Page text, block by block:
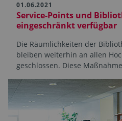
01.06.2021
Service-Points und
eingeschränkt verfügbar
Die Räumlichkeiten der
bleiben weiterhin an allen
geschlossen. Diese